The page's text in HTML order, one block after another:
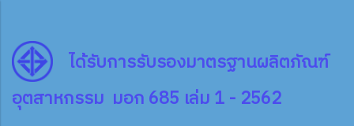
ได้รับการรับรองมาตรฐานผลิตภัณฑ์
อุตสาหกรรม มอก 685 เล่ม 1 - 2562